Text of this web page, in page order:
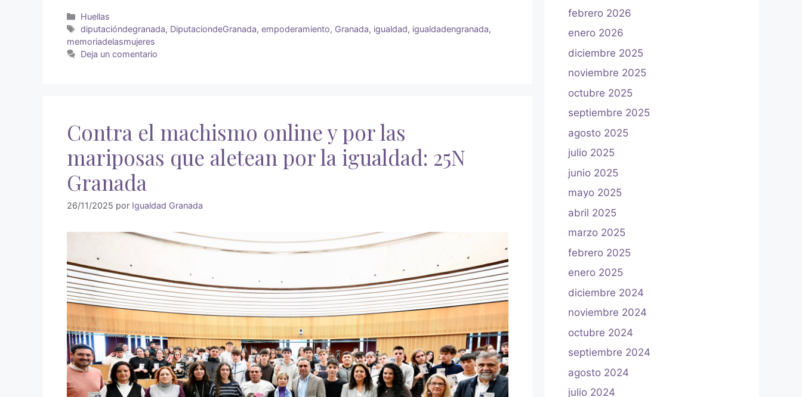
Huellas
diputacióndegranada, DiputaciondeGranada,empoderamiento, Granada, igualdad, igualdadengranada,
memoriadelasmujeres
Deja un comentario
Contra el machismo online y por las
mariposas que aletean por la igualdad: 25N
Granada
26/11/2025 por Igualdad Granada
febrero 2026
enero 2026
diciembre 2025
noviembre 2025
octubre 2025
septiembre 2025
agosto 2025
julio 2025
junio 2025
mayo 2025
abril 2025
marzo 2025
febrero 2025
enero 2025
diciembre 2024
noviembre 2024
octubre 2024
septiembre 2024
agosto 2024
julio 2024